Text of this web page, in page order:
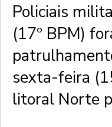
Policiais
(17º BPM)
sexta-feira
litoral Norte